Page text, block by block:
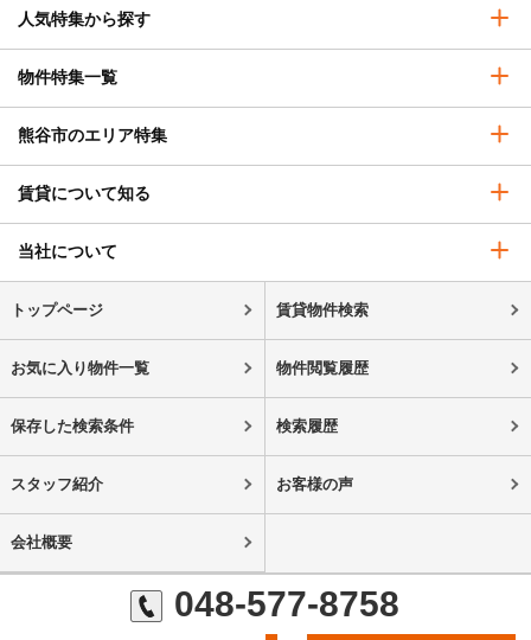
人気特集から探す
物件特集一覧
熊谷市のエリア特集
賃貸について知る
当社について
トップページ 賃貸物件検索
お気に入り物件一覧 物件閲覧履歴
保存した検索条件 検索履歴
スタッフ紹介 お客様の声
会社概要
048-577-8758